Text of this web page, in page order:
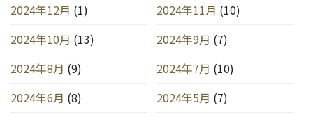
2024年12月 (1) 2024年11月 (10)
2024年10月 (13) 2024年9月 (7)
2024年8月 (9) 2024年7月 (10)
2024年6月 (8) 2024年5月 (7)